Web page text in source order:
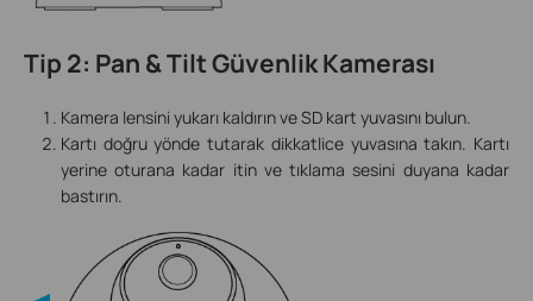
Tip 2: Pan & Tilt Güvenlik Kamerası
Kamera lensini yukarı kaldırın ve SD kart yuvasını bulun.
Kartı doğru yönde tutarak dikkatlice yuvasına takın. Kartı
yerine oturana kadar itin ve tıklama sesini duyana kadar
bastırın.